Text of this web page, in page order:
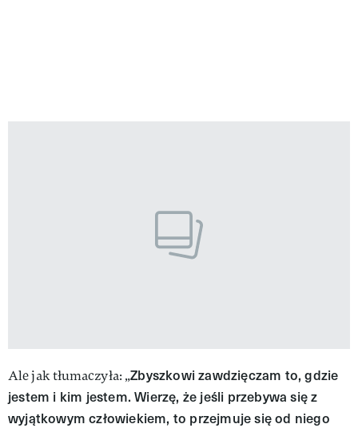
Ale jak tłumaczyła: „Zbyszkowi zawdzięczam to, gdzie
jestem i kim jestem. Wierzę, że jeśli przebywa się z
wyjątkowym człowiekiem, to przejmuje się od niego